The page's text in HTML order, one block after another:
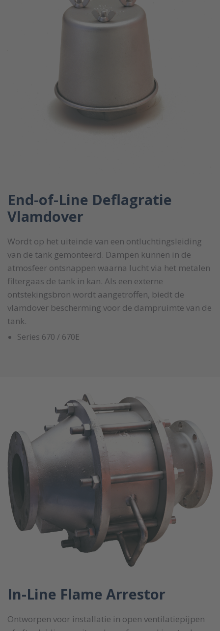
End-of-Line Deflagratie
Vlamdover
Wordt op het uiteinde van een ontluchtingsleiding
van de tank gemonteerd. Dampen kunnen in de
atmosfeer ontsnappen waarna lucht via het metalen
filtergaas de tank in kan. Als een externe
ontstekingsbron wordt aangetroffen, biedt de
vlamdover bescherming voor de dampruimte van de
tank.
Series 670 / 670E
In-Line Flame Arrestor
Ontworpen voor installatie in open ventilatiepijpen